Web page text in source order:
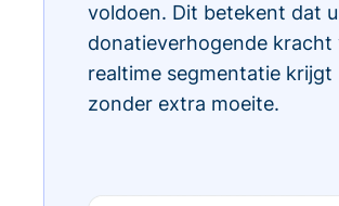
voldoen. Dit betekent dat
donatieverhogende kracht
realtime segmentatie krijgt
zonder extra moeite.